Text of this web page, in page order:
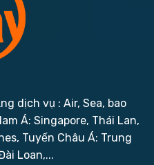
dịch vụ : Air, Sea, bao
Á: Singapore, Thái Lan,
Tuyến Châu Á: Trung
Loan,...